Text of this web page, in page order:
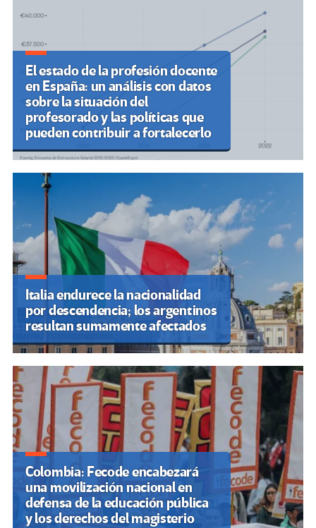
El estado de la profesión docente
en España: un análisis con datos
sobre la situación del
profesorado y las políticas que
pueden contribuir a fortalecerlo
Italia endurece la nacionalidad
por descendencia; los argentinos
resultan sumamente afectados
Colombia: Fecode encabezará
una movilización nacional en
defensa de la educación pública
y los derechos del magisterio